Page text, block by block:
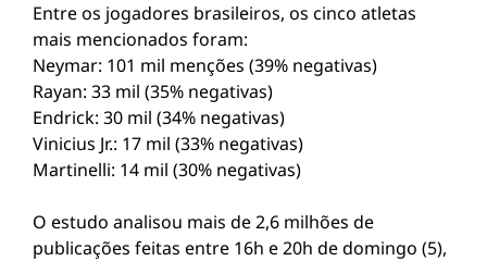
Entre os jogadores brasileiros, os cinco atletas
mais mencionados foram:
Neymar: 101 mil menções (39% negativas)
Rayan: 33 mil (35% negativas)
Endrick: 30 mil (34% negativas)
Vinicius Jr.: 17 mil (33% negativas)
Martinelli: 14 mil (30% negativas)
O estudo analisou mais de 2,6 milhões de
publicações feitas entre 16h e 20h de domingo (5),